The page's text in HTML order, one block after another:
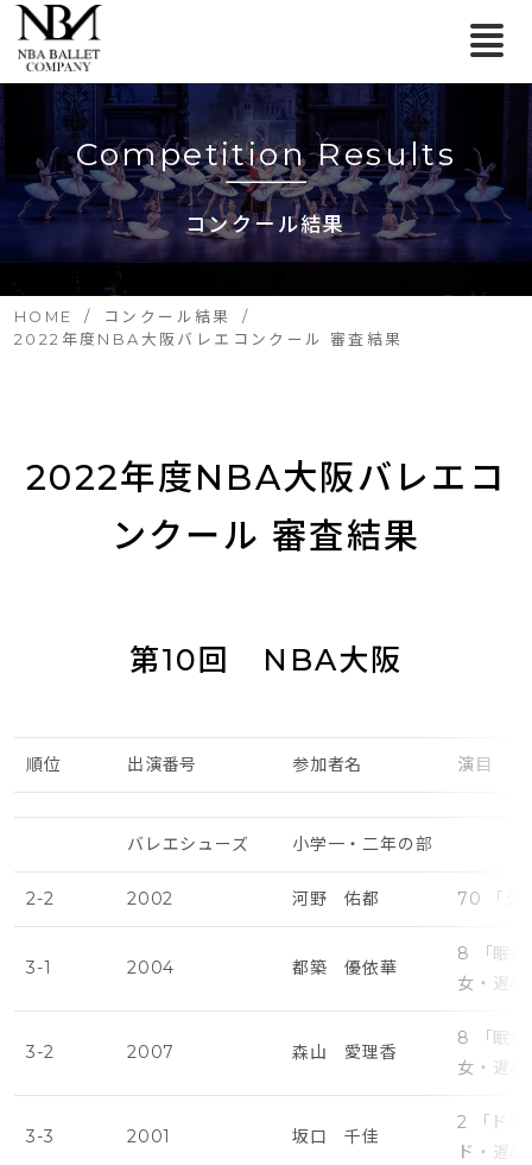
Competition Results
コンクール結果
HOME
コンクール結果
2022年度NBA大阪バレエコンクール 審査結果
2022年度NBA大阪バレエコ
ンクール 審査結果
第10回 NBA大阪
順位 出演番号 参加者名 演目
バレエシューズ 小学一・二年の部
2-2 2002 河野 佑都 70 「ジ
3-1 2004 都築 優依華
8 「眠れ
女・遅め
3-2 2007 森山 愛理香
8 「眠れ
女・遅め
3-3 2001 坂口 千佳
2 「ドン
ド・遅め